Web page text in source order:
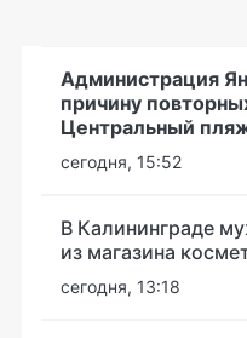
Администрация
причину
Центральный
сегодня, 15:52
В Калининграде
из магазина
сегодня, 13:18